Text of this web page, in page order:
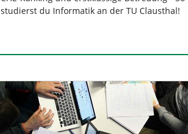
studierst du Informatik an der TU Clausthal!